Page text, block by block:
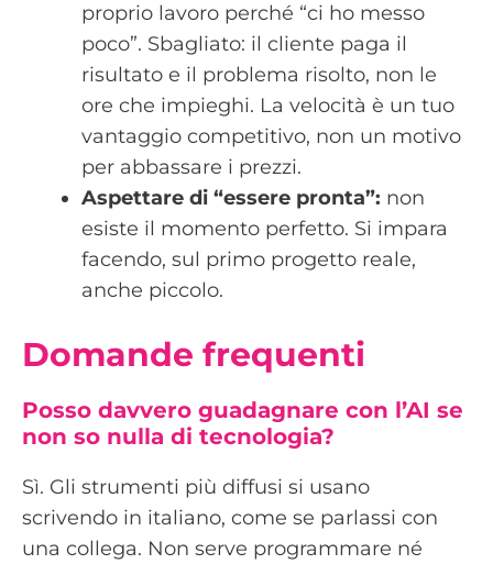
proprio lavoro perché “ci ho messo
poco”. Sbagliato: il cliente paga il
risultato e il problema risolto, non le
ore che impieghi. La velocità è un tuo
vantaggio competitivo, non un motivo
per abbassare i prezzi.
Aspettare di “essere pronta”: non
esiste il momento perfetto. Si impara
facendo, sul primo progetto reale,
anche piccolo.
Domande frequenti
Posso davvero guadagnare con l’AI se
non so nulla di tecnologia?
Sì. Gli strumenti più diffusi si usano
scrivendo in italiano, come se parlassi con
una collega. Non serve programmare né